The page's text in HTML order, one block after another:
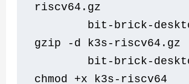
riscv64.gz
gzip -d k3s-riscv64.gz
chmod +x k3s-riscv64